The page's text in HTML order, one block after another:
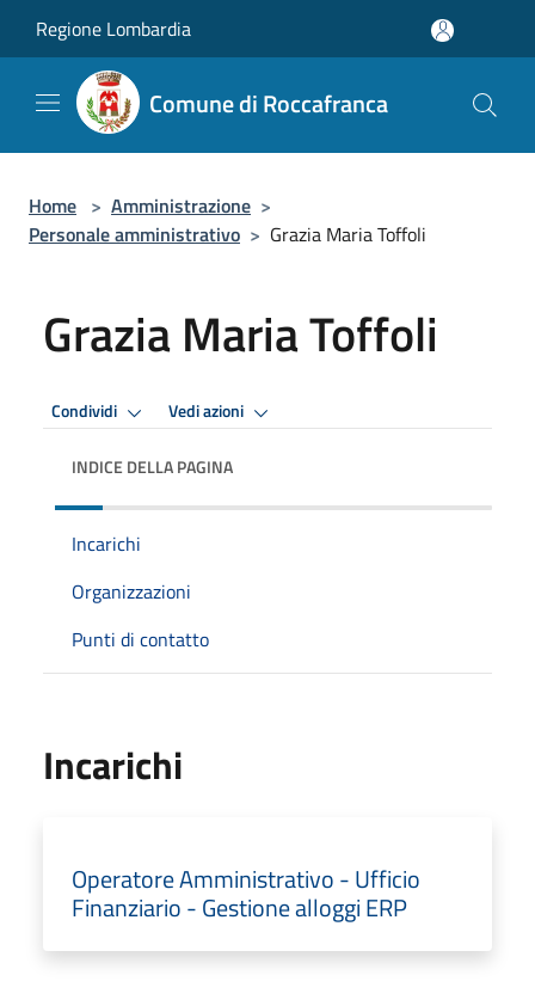
Regione Lombardia
Comune di Roccafranca
Home > Amministrazione >
Personale amministrativo > Grazia Maria Toffoli
Grazia Maria Toffoli
Condividi Vedi azioni
INDICE DELLA PAGINA
Incarichi
Organizzazioni
Punti di contatto
Incarichi
Operatore Amministrativo - Ufficio
Finanziario - Gestione alloggi ERP